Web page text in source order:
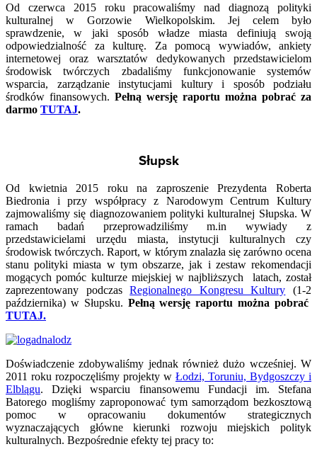
Od czerwca 2015 roku pracowaliśmy nad diagnozą polityki
kulturalnej w Gorzowie Wielkopolskim. Jej celem było
sprawdzenie, w jaki sposób władze miasta definiują swoją
odpowiedzialność za kulturę. Za pomocą wywiadów, ankiety
internetowej oraz warsztatów dedykowanych przedstawicielom
środowisk twórczych zbadaliśmy funkcjonowanie systemów
wsparcia, zarządzanie instytucjami kultury i sposób podziału
środków finansowych. Pełną wersję raportu można pobrać za
darmo TUTAJ.
Słupsk
Od kwietnia 2015 roku na zaproszenie Prezydenta Roberta
Biedronia i przy współpracy z Narodowym Centrum Kultury
zajmowaliśmy się diagnozowaniem polityki kulturalnej Słupska. W
ramach badań przeprowadziliśmy m.in wywiady z
przedstawicielami urzędu miasta, instytucji kulturalnych czy
środowisk twórczych. Raport, w którym znalazła się zarówno ocena
stanu polityki miasta w tym obszarze, jak i zestaw rekomendacji
mogących pomóc kulturze miejskiej w najbliższych latach, został
zaprezentowany podczasRegionalnego Kongresu Kultury (1-2
października) w Słupsku. Pełną wersję raportu można pobrać
TUTAJ.
Doświadczenie zdobywaliśmy jednak również dużo wcześniej. W
2011 roku rozpoczęliśmy projekty w Łodzi, Toruniu, Bydgoszczy i
Elblągu. Dzięki wsparciu finansowemu Fundacji im. Stefana
Batorego mogliśmy zaproponować tym samorządom bezkosztową
pomoc w opracowaniu dokumentów strategicznych
wyznaczających główne kierunki rozwoju miejskich polityk
kulturalnych. Bezpośrednie efekty tej pracy to: